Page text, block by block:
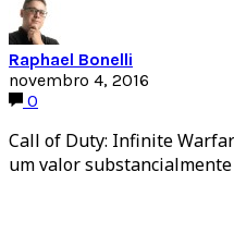
Raphael Bonelli
novembro 4, 2016
0
Call of Duty: Infinite
um valor